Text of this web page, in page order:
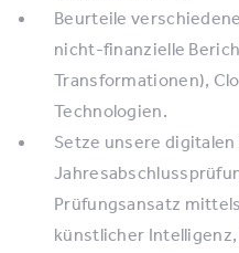
Beurteile
nicht-finanzielle
Transformationen),
Technologien.
Setze unsere digitalen
Prüfungsansatz
künstlicher